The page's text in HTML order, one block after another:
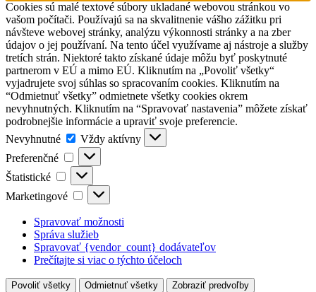
Cookies sú malé textové súbory ukladané webovou stránkou vo
vašom počítači. Používajú sa na skvalitnenie vášho zážitku pri
návšteve webovej stránky, analýzu výkonnosti stránky a na zber
údajov o jej používaní. Na tento účel využívame aj nástroje a služby
tretích strán. Niektoré takto získané údaje môžu byť poskytnuté
partnerom v EÚ a mimo EÚ. Kliknutím na „Povoliť všetky“
vyjadrujete svoj súhlas so spracovaním cookies. Kliknutím na
“Odmietnuť všetky” odmietnete všetky cookies okrem
nevyhnutných. Kliknutím na “Spravovať nastavenia” môžete získať
podrobnejšie informácie a upraviť svoje preferencie.
Nevyhnutné
Nevyhnutné
Vždy aktívny
Preferenčné
Preferenčné
Štatistické Štatistické
Marketingové Marketingové
Spravovať možnosti
Správa služieb
Spravovať {vendor_count} dodávateľov
Prečítajte si viac o týchto účeloch
Povoliť všetky Odmietnuť všetky
Zobraziť predvoľby